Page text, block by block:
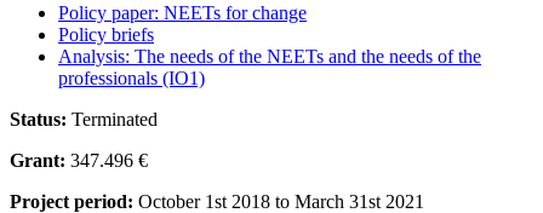
Policy paper: NEETs for change
Policy briefs
Analysis: The needs of the NEETs and the needs of the
professionals (IO1)
Status: Terminated
Grant: 347.496 €
Project period: October 1st 2018 to March 31st 2021